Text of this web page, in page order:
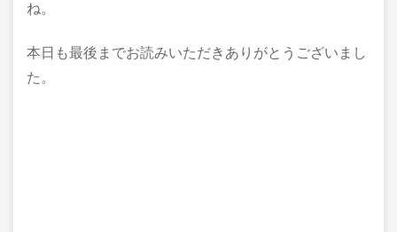
ね。
本日も最後までお読みいただきありがとうございまし
た。